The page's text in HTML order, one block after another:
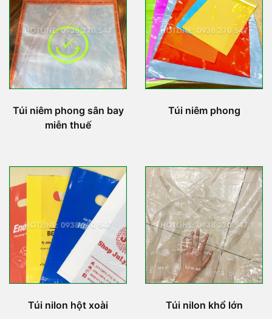
Túi niêm phong sân bay
miễn thuế
Túi niêm phong
Túi nilon hột xoài Túi nilon khổ lớn